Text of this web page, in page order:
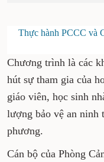
Thực hành PCCC và
Chương trình là các
hút sự tham gia của
giáo viên, học sinh
lượng bảo vệ an ninh
phương.
Cán bộ của Phòng